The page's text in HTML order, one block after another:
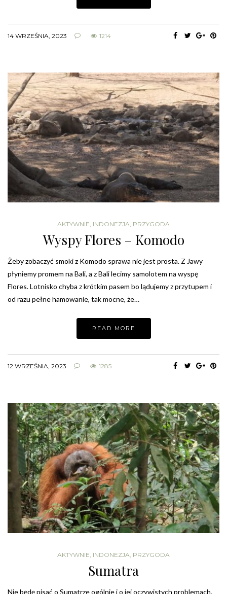
14 WRZEŚNIA, 2023 1214
AKTYWNIE, INDONEZJA, PRZYGODA
Wyspy Flores – Komodo
Żeby zobaczyć smoki z Komodo sprawa nie jest prosta. Z Jawy
płyniemy promem na Bali, a z Bali lecimy samolotem na wyspę
Flores. Lotnisko chyba z krótkim pasem bo lądujemy z przytupem i
od razu pełne hamowanie, tak mocne, że…
READ MORE
12 WRZEŚNIA, 2023 1285
AKTYWNIE INDONEZJA PRZYGODA
Sumatra
Nie będę pisać o Sumatrze ogólnie i o jej oczywistych problemach,